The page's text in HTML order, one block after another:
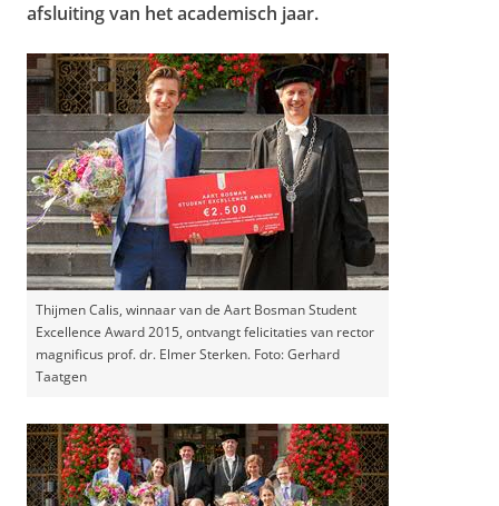
afsluiting van het academisch jaar.
Thijmen Calis, winnaar van de Aart Bosman Student
Excellence Award 2015, ontvangt felicitaties van rector
magnificus prof. dr. Elmer Sterken. Foto: Gerhard
Taatgen